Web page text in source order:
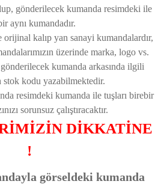
gönderilecek kumanda resimdeki ile
aynı kumandadır.
orijinal kalıp yan sanayi kumandalardır,
üzerinde marka, logo vs.
kumanda arkasında ilgili
stok kodu yazabilmektedir.
resimdeki kumanda ile tuşları birebir
sorunsuz çalıştıracaktır.
DİKKATİNE
!
görseldeki kumanda